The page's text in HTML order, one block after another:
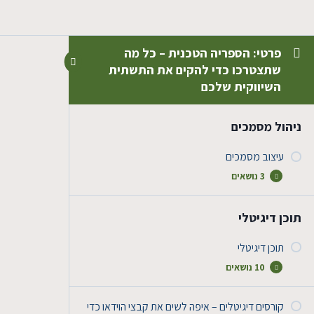
פרטי: הספריה הטכנית – כל מה
שתצטרכו כדי להקים את התשתית
השיווקית שלכם
ניהול מסמכים
עיצוב מסמכים
3 נושאים
הכנת pdf בוורד
ממומחשבת
איך הופכים מסמך לPDF
תוכן דיגיטלי
תוכן דיגיטלי
10 נושאים
קורסים דיגיטלים – איפה לשים את קבצי הוידאו כדי